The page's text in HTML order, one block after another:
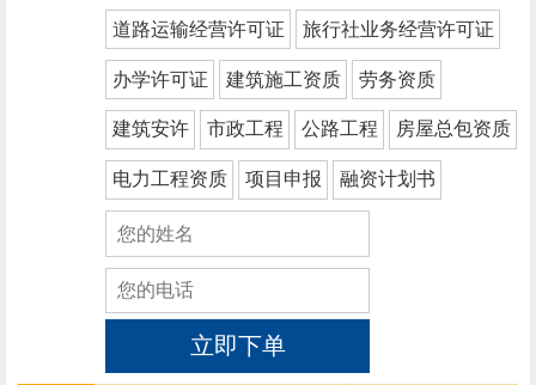
道路运输经营许可证 旅行社业务经营许可证
办学许可证 建筑施工资质 劳务资质
建筑安许 市政工程 公路工程 房屋总包资质
电力工程资质 项目申报 融资计划书
立即下单